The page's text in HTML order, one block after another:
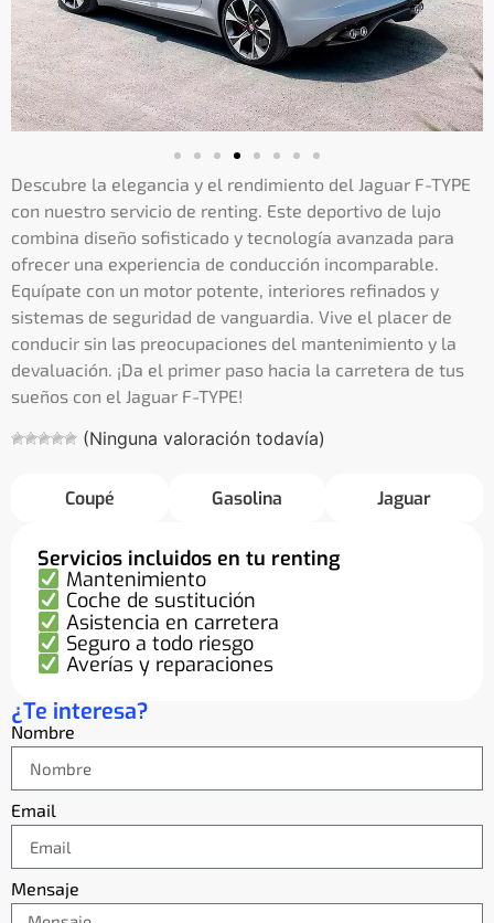
Descubre la elegancia y el rendimiento del Jaguar F-TYPE
con nuestro servicio de renting. Este deportivo de lujo
combina diseño sofisticado y tecnología avanzada para
ofrecer una experiencia de conducción incomparable.
Equípate con un motor potente, interiores refinados y
sistemas de seguridad de vanguardia. Vive el placer de
conducir sin las preocupaciones del mantenimiento y la
devaluación. ¡Da el primer paso hacia la carretera de tus
sueños con el Jaguar F-TYPE!
(Ninguna valoración todavía)
Coupé Gasolina Jaguar
Servicios incluidos en tu renting
Mantenimiento
Coche de sustitución
Asistencia en carretera
Seguro a todo riesgo
Averías y reparaciones
¿Te interesa?
Nombre
Email
Mensaje